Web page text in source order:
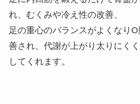
れ、むくみや冷え性の改善、
足の重心のバランスがよくなり
善され、代謝が上がり太りにく
してくれます。